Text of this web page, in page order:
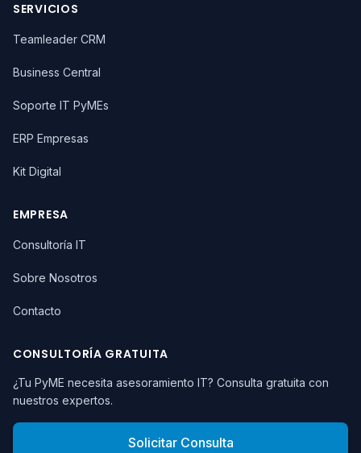
SERVICIOS
Teamleader CRM
Business Central
Soporte IT PyMEs
ERP Empresas
Kit Digital
EMPRESA
Consultoría IT
Sobre Nosotros
Contacto
CONSULTORÍA GRATUITA
¿Tu PyME necesita asesoramiento IT? Consulta gratuita con
nuestros expertos.
Solicitar Consulta